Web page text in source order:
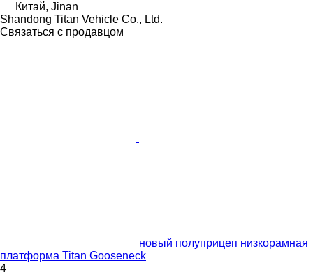
Китай, Jinan
Shandong Titan Vehicle Co., Ltd.
Связаться с продавцом
новый полуприцеп низкорамная
платформа Titan Gooseneck
4